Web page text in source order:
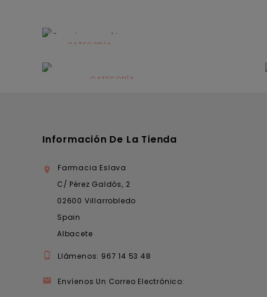
CATEGORÍA
CATEGORÍA
Información De La Tienda

Farmacia Eslava
C/ Pérez Galdós, 2
02600 Villarrobledo
Spain
Albacete
 Llámenos: 967 14 53 48
 Envíenos Un Correo Electrónico: